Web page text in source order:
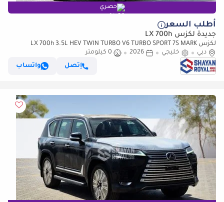
حصري
أطلب السعر
جديدة لكزس LX 700h
لكزس LX 700h 3.5L HEV TWIN TURBO V6 TURBO SPORT 7S MARK
LEVINSON | AUTO PARKING, 2026MY
دبي خليجي 2026
0 كيلومتر
إتصل
واتساب